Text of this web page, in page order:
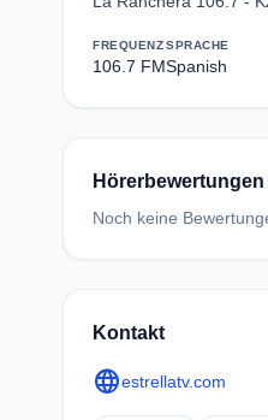
FREQUENZ
106.7 FM
SPRACHE
Spanish
Hörerbewertungen
Noch keine
Kontakt
languageestrellatv.com